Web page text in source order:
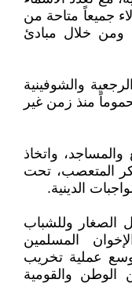
جميعاً متاحة من
ومن خلال مبادئ
والشوفينية
منذ زمن غير
واتخاذ
المتعصب، تحت
الدينية.
الصغار وللشباب
المسلمين
عملية تخريب
الوطن والقومية